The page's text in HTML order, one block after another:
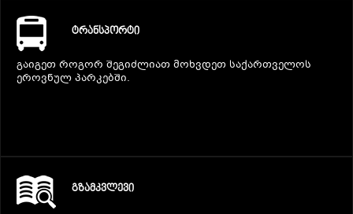
ᲢᲠᲐᲜᲡᲞᲝᲠᲢᲘ
გაიგეთ როგორ შეგიძლიათ მოხვდეთ საქართველოს
ეროვნულ პარკებში.
ᲒᲖᲐᲛᲙᲕᲚᲔᲕᲘ